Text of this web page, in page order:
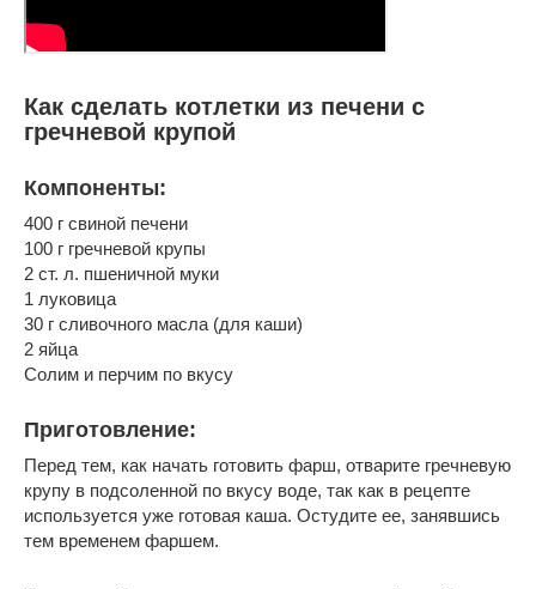
Как сделать котлетки из печени с
гречневой крупой
Компоненты:
400 г свиной печени
100 г гречневой крупы
2 ст. л. пшеничной муки
1 луковица
30 г сливочного масла (для каши)
2 яйца
Солим и перчим по вкусу
Приготовление:
Перед тем, как начать готовить фарш, отварите гречневую
крупу в подсоленной по вкусу воде, так как в рецепте
используется уже готовая каша. Остудите ее, занявшись
тем временем фаршем.